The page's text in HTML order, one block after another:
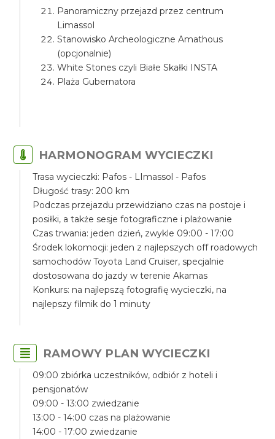
Panoramiczny przejazd przez centrum
Limassol
Stanowisko Archeologiczne Amathous
(opcjonalnie)
White Stones czyli Białe Skałki INSTA
Plaża Gubernatora
HARMONOGRAM WYCIECZKI
Trasa wycieczki: Pafos - LImassol - Pafos
Długość trasy: 200 km
Podczas przejazdu przewidziano czas na postoje i
posiłki, a także sesje fotograficzne i plażowanie
Czas trwania: jeden dzień, zwykle 09:00 - 17:00
Środek lokomocji: jeden z najlepszych off roadowych
samochodów Toyota Land Cruiser, specjalnie
dostosowana do jazdy w terenie Akamas
Konkurs: na najlepszą fotografię wycieczki, na
najlepszy filmik do 1 minuty
RAMOWY PLAN WYCIECZKI
09:00 zbiórka uczestników, odbiór z hoteli i
pensjonatów
09:00 - 13:00 zwiedzanie
13:00 - 14:00 czas na plażowanie
14:00 - 17:00 zwiedzanie